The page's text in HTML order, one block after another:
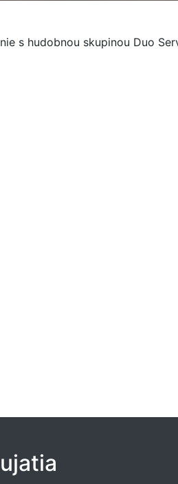
s hudobnou skupinou Duo